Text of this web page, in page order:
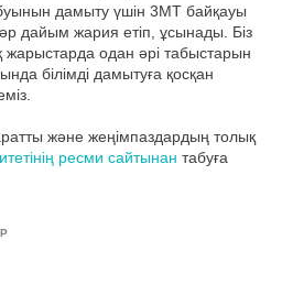
дамыту үшін 3MT байқауы
дайым жария етіп, ұсынады. Біз
жарыстарда одан әрі табыстарын
білімді дамытуға қосқан
және жеңімпаздардың толық
ресми сайтынан табуға